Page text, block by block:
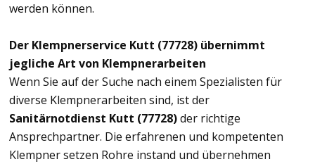
werden können.
Der Klempnerservice Kutt (77728) übernimmt
jegliche Art von Klempnerarbeiten
Wenn Sie auf der Suche nach einem Spezialisten für
diverse Klempnerarbeiten sind, ist der
Sanitärnotdienst Kutt (77728)der richtige
Ansprechpartner. Die erfahrenen und kompetenten
Klempner setzen Rohre instand und übernehmen